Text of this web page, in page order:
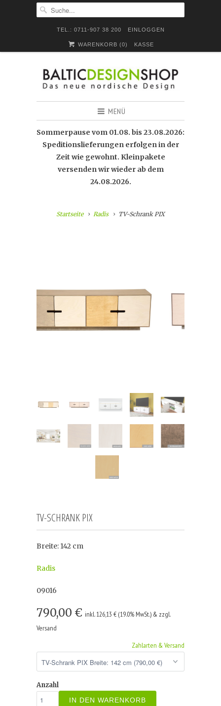
TEL.: 0711-907 38 200 EINLOGGEN
WARENKORB (0) KASSE
MENÜ
Sommerpause vom 01.08. bis 23.08.2026:
Speditionslieferungen erfolgen in der
Zeit wie gewohnt. Kleinpakete
versenden wir wieder ab dem
24.08.2026.
Startseite Radis TV-Schrank PIX
TV-SCHRANK PIX
Breite: 142 cm
Radis
09016
790,00 € inkl. 126,13 € (19.0% MwSt.) & zzgl.
Versand
Zahlarten & Versand
Anzahl
IN DEN WARENKORB